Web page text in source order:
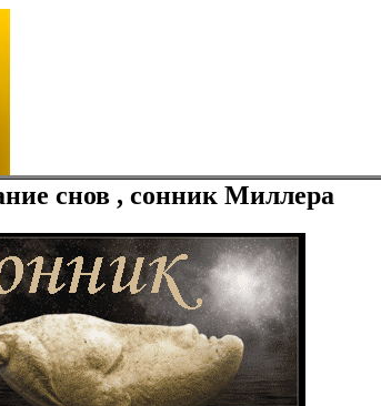
снов , сонник Миллера